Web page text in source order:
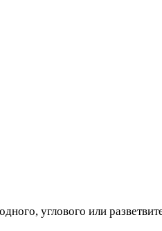
углового или